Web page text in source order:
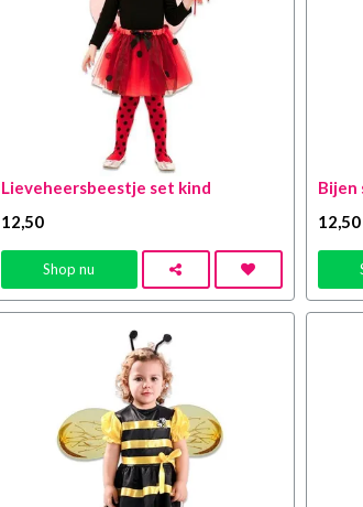
Lieveheersbeestje set kind
12 ,50
Shop nu
Bijen
12 ,50